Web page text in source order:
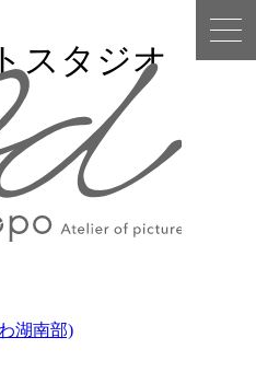
スタジオ
湖南部)